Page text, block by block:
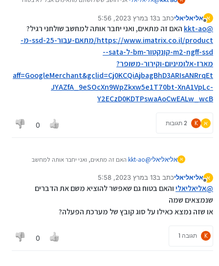
pc__pcBridgePPC__xxxxxx__1678686518&gatew
_pc__pcBridgePPC__xxxxxx__1678686509&gate
pc__pcBridgePPC__xxxxxx__1678686509&spm=a
=glo2isr
א
מנותק
אליאליאליכתב ב13 במרץ 2023, 5:56
נערך לאחרונה על ידי
@
kkt-ao האם זה מתאים, ואני יחבר אותה למחשב שולחני רגיל?
https://www.imatrix.co.il/product/מתאם-עבור-25-ssd-מ-
m2-ngff-ssd-קונקטור-bm-ל-sata--
מארז-אלומיניום-וקירור-משופר?
aff=GoogleMerchant&gclid=Cj0KCQiAjbagBhD3ARIsANRrqEt
JYAZfA_9eSOcXn9WpZkxw5e1T70bt-XnA1VpLc-
Y2ECzD0KDTPswaAoCwEALw_wcB
א K 2 תגובות 0
א אליאליאלי@
kkt-ao האם זה מתאים, ואני יחבר אותה למחשב
ssd-מ-m2-ngff-ssd-קונקטור-bm-ל-sata--
sANRrqEtJYAZfA_9eSOcXn9WpZkxw5e1T70bt-
א
מנותק
אליאליאליכתב ב13 במרץ 2023, 5:58
נערך לאחרונה על ידי
@אליאליאליוהאם בטוח גם שאפשר להוציא משם את הדברים
שנמצאים שמה
או שזה נמצא כאילו על סוג קובץ של מערכת הפעלה?
K תגובה 1 0